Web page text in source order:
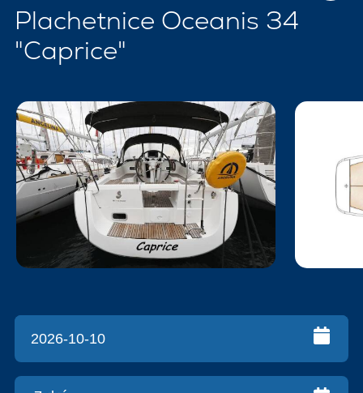
Plachetnice Oceanis 34
"Caprice"